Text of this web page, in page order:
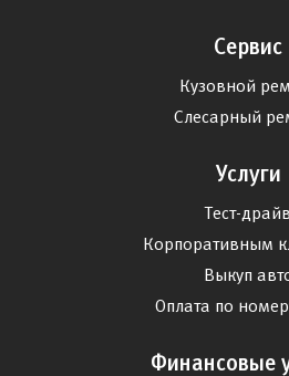
Сервис
Кузовной
Слесарный
Услуги
Тест-драйв
Корпоративным
Выкуп
Оплата по
Финансовые